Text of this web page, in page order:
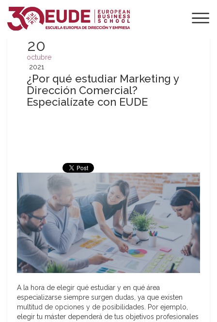
20
octubre
2021
¿Por qué estudiar Marketing y
Dirección Comercial?
Especialízate con EUDE
A la hora de elegir qué estudiar y en qué área
especializarse siempre surgen dudas, ya que existen
multitud de opciones y de posibilidades. Por ejemplo,
elegir tu máster dependerá de tus objetivos profesionales